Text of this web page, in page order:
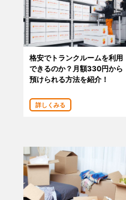
格安でトランクルームを利用
できるのか？月額330円から
預けられる方法を紹介！
詳しくみる